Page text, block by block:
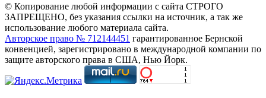
© Копирование любой информации с сайта СТРОГО
ЗАПРЕЩЕНО, без указания ссылки на источник, а так же
использование любого материала сайта.
Авторское право № 712144451 гарантированное Бернской
конвенцией, зарегистрировано в международной компании по
защите авторского права в США, Нью Йорк.